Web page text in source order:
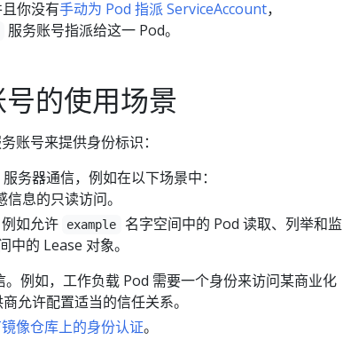
你没有手动为 Pod 指派 ServiceAccount，
服务账号指派给这一 Pod。
的使用场景
账号来提供身份标识：
务器通信，例如在以下场景中：
息的只读访问。
如允许 example
名字空间中的 Pod 读取、列举和监
中的 Lease 对象。
例如，工作负载 Pod 需要一个身份来访问某商业化
允许配置适当的信任关系。
像仓库上的身份认证。